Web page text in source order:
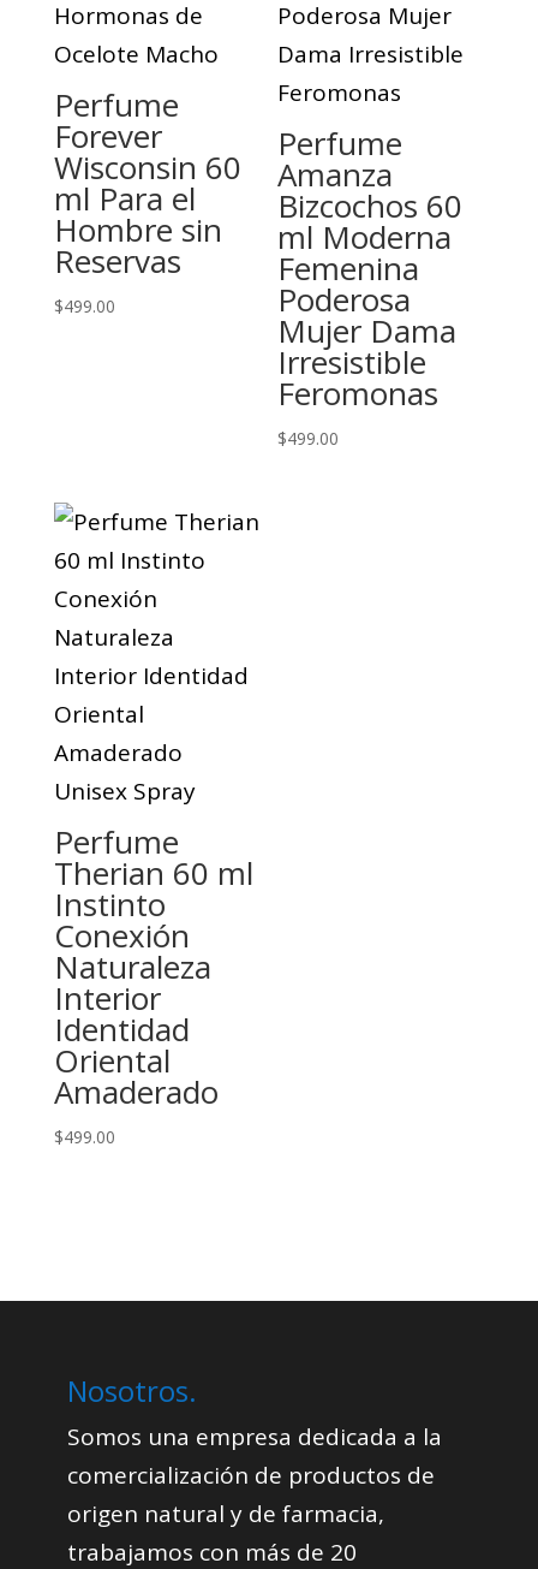
Perfume
Forever
Wisconsin 60
ml Para el
Hombre sin
Reservas
$499.00
Perfume
Amanza
Bizcochos 60
ml Moderna
Femenina
Poderosa
Mujer Dama
Irresistible
Feromonas
$499.00
Perfume
Therian 60 ml
Instinto
Conexión
Naturaleza
Interior
Identidad
Oriental
Amaderado
$499.00
Nosotros.
Somos una empresa dedicada a la
comercialización de productos de
origen natural y de farmacia,
trabajamos con más de 20